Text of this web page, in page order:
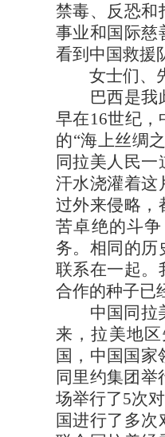
禁毒、反恐和
事业和国际慈
看到中国救援
女士们、先
巴西是我此
早在16世纪
的“海上丝绸
同拉美人民
汗水浇灌着这
过外来侵略，
苦卓绝的斗
务。相同的历
联系在一起。
合作的种子已
中国同拉美
来，拉美地
国，中国国家
同里约集团举
场举行了5次
国进行了多